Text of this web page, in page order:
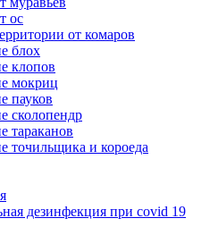
ос
от комаров
блох
клопов
мокриц
пауков
сколопендр
тараканов
точильщика и короеда
дезинфекция при covid 19